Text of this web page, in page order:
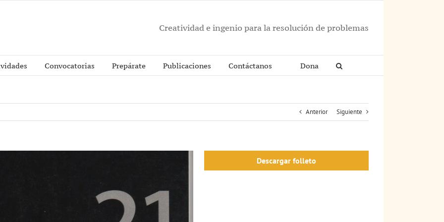
Creatividad e ingenio para la resolución de problemas
Convocatorias Prepárate Publicaciones Contáctanos Dona
Anterior Siguiente
Descargar folleto